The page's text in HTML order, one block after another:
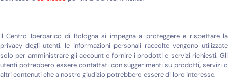
Il Centro Iperbarico di Bologna si impegna a proteggere e rispettare la
privacy degli utenti: le informazioni personali raccolte vengono utilizzate
solo per amministrare gli account e fornire i prodotti e servizi richiesti. Gli
utenti potrebbero essere contattati con suggerimenti su prodotti, servizi o
altri contenuti che a nostro giudizio potrebbero essere di loro interesse.